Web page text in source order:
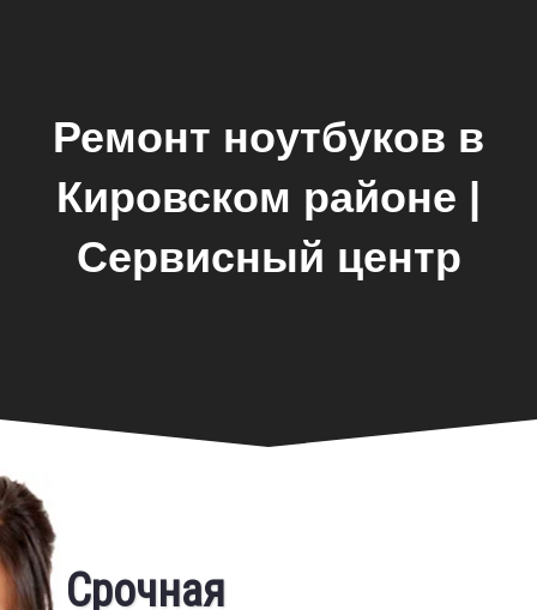
Ремонт ноутбуков в
Кировском районе |
Сервисный центр
Срочная
Замена экрана